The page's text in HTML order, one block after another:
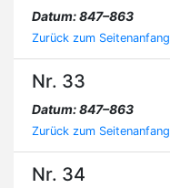
Datum: 847–863
Zurück zum Seitenanfang
Nr. 33
Datum: 847–863
Zurück zum Seitenanfang
Nr. 34